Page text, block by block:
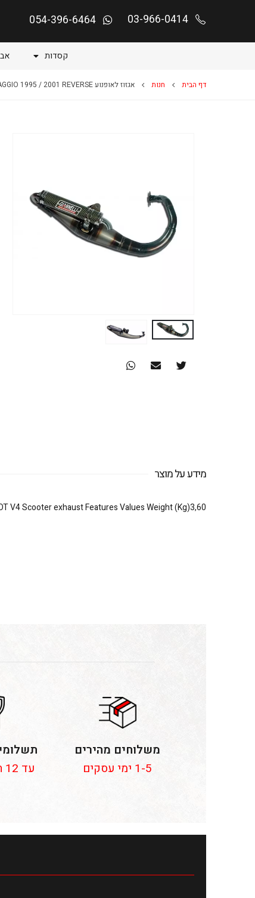
03-966-0414
054-396-6464
קסדות
דף הבית חנות אגזוז לאופנוע NRG PIAGGIO 1995 / 2001 REVERSE
מידע על מוצר
V4 Scooter exhaust Features Values Weight (Kg)3,60
משלוחים מהירים
1-5 ימי עסקים